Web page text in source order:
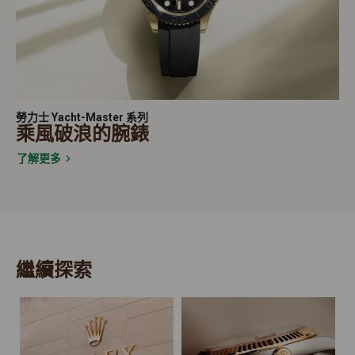
勞力士 Yacht-Master 系列
乘風破浪的腕錶
了解更多
繼續探索